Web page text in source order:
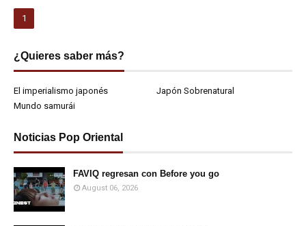
1
¿Quieres saber más?
El imperialismo japonés
Japón Sobrenatural
Mundo samurái
Noticias Pop Oriental
FAVIQ regresan con Before you go
August 06, 2026